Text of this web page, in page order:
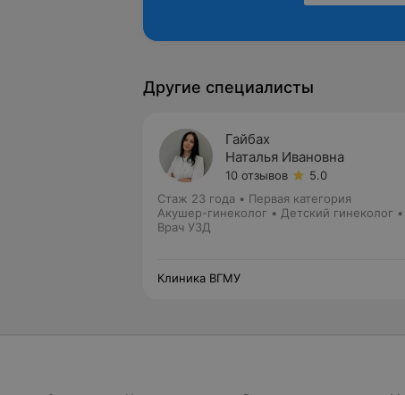
Другие специалисты
Гайбах
Наталья Ивановна
10 отзывов
5.0
Стаж 23 года • Первая категория
Акушер-гинеколог • Детский гинеколог •
Врач УЗД
Клиника ВГМУ